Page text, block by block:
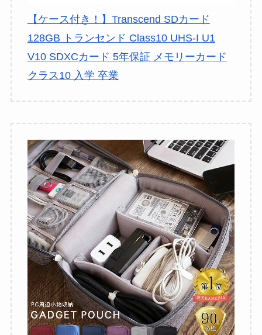
【ケース付き！】Transcend SDカード
128GB トランセンド Class10 UHS-I U1
V10 SDXCカード 5年保証 メモリーカード
クラス10 入学 卒業